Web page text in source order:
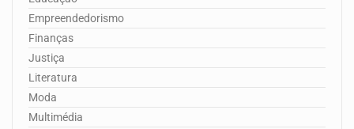
Empreendedorismo
Finanças
Justiça
Literatura
Moda
Multimédia